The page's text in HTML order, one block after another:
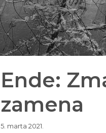
Ende:
zamena
5. marta 2021.